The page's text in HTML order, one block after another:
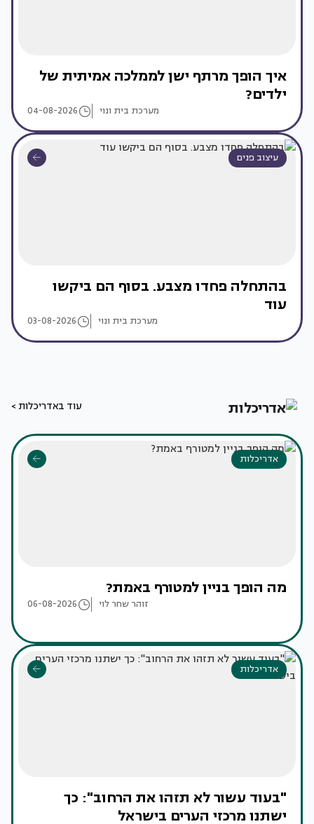
איך הופך מרתף ישן לממלכה אמיתית של
ילדים?
מערכת בית ונוי 04-08-2026
עיצוב פנים
בהתחלה פחדו מצבע. בסוף הם ביקשו
עוד
מערכת בית ונוי 03-08-2026
עוד באדריכלות >
אדריכלות
מה הופך בניין למטורף באמת?
זוהר שחר לוי 06-08-2026
אדריכלות
"בעוד עשור לא תזהו את הרחוב": כך
ישתנו מרכזי הערים בישראל